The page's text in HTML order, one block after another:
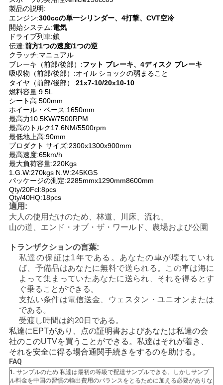
な
さ
い
引
用
を
要
求
し
な
さ
い
プ
ラ
イ
製品の説明:
エンジン:300ccの単一シリンダー、4打撃、CVT空冷
開始システム:電気
ドライブ列車:鎖
伝達:前方1つの速度/1つの逆
クラッチ:マニュアル
ブレーキ（前部/後部）:フット ブレーキ、4ディスク ブレーキ
吸収物（前部/後部）:オイル ショックの弱まること
タイヤ（前部/後部）:21x7-10/20x10-10
燃料容量:9.5L
シート高:500mm
ホイール・ベース:1650mm
最高力10.5KW/7500RPM
最高のトルク17.6NM/5500rpm
最低地上高:90mm
プロダクト サイズ:2300x1300x900mm
最高速度:65km/h
最大負荷容量:220Kgs
1.G.W:270kgs N.W:245KGS
パッケージの測定:2285mmx1290mm8600mm
Qty/20Fcl:8pcs
Qty/40HQ:18pcs
適用:
大人の使用だけのため、林道、川床、流れ、
山の道、エンド・オブ・ザ・ワールド、農場および公園
トランザクションの言葉:
私達の保証は1年である。あなたの車が壊れていれ
ば、予備品はあなたに無料で送られる。この車は海に
よって集まっていたあなたに送られ、それを得るとす
ぐ乗ることができる。
支払い条件は電信送金、ウェスタン・ユニオンまたは
である。
受渡し時間は約20日である。
私達にEPTがあり、点の証明書およびあなたは私達の会
社のこのUTVを買うことができる。私達はそれが着き、
それを安全に得る場合通関手続きをするのを助ける。
FAQ
1. サンプルのため:私達は最初の等級で配達サンプルできる。しかしサンプ
ル料金を中国の習慣の輸出費用のバランスをとるために加える必要がありな